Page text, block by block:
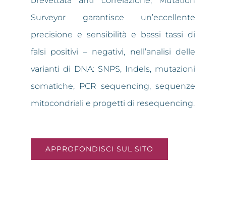
Surveyor garantisce un’eccellente
precisione e sensibilità e bassi tassi di
falsi positivi – negativi, nell’analisi delle
varianti di DNA: SNPS, Indels, mutazioni
somatiche, PCR sequencing, sequenze
mitocondriali e progetti di resequencing.
APPROFONDISCI SUL SITO